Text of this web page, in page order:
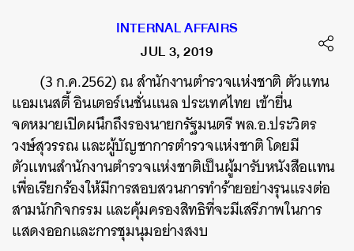
INTERNAL AFFAIRS
JUL 3, 2019
(3 ก.ค.2562) ณ สำนักงานตำรวจแห่งชาติ ตัวแทน
แอมเนสตี้ อินเตอร์เนชั่นแนล ประเทศไทย เข้ายื่น
จดหมายเปิดผนึกถึงรองนายกรัฐมนตรี พล.อ.ประวิตร
วงษ์สุวรรณ และผู้บัญชาการตำรวจแห่งชาติ โดยมี
ตัวแทนสำนักงานตำรวจแห่งชาติเป็นผู้มารับหนังสือแทน
เพื่อเรียกร้องให้มีการสอบสวนการทำร้ายอย่างรุนแรงต่อ
สามนักกิจกรรม และคุ้มครองสิทธิที่จะมีเสรีภาพในการ
แสดงออกและการชุมนุมอย่างสงบ